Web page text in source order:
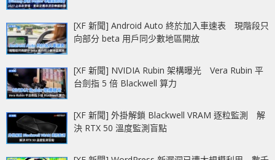
[XF 新聞] Android Auto 終於加入車速表 現階段只
向部分 beta 用戶同少數地區開放
[XF 新聞] NVIDIA Rubin 架構曝光 Vera Rubin 平
台劍指 5 倍 Blackwell 算力
[XF 新聞] 外掛解鎖 Blackwell VRAM 逐粒監測 解
決 RTX 50 溫度監測盲點